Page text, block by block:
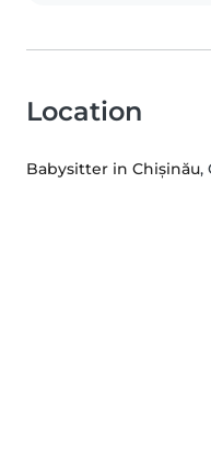
Location
Babysitter in Chișinău,